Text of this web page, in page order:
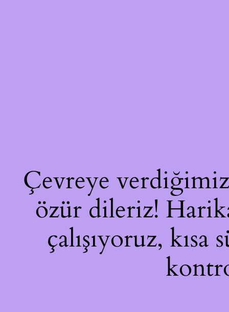
Çevreye verdiğimiz
özür dileriz!
çalışıyoruz,